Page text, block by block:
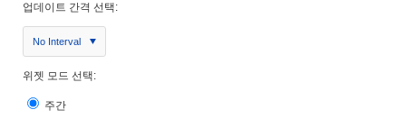
업데이트 간격 선택:
No Interval
위젯 모드 선택:
주간